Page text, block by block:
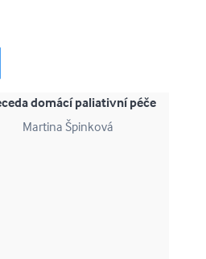
domácí paliativní péče
Martina Špinková